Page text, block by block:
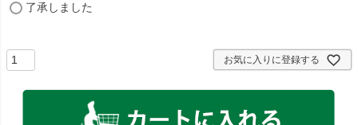
了承しました
お気に入りに登録する